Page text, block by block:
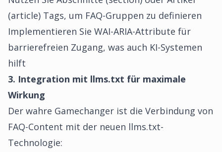
(article) Tags, um FAQ-Gruppen zu definieren
Implementieren Sie WAI-ARIA-Attribute für
barrierefreien Zugang, was auch KI-Systemen
hilft
3. Integration mit llms.txt für maximale
Wirkung
Der wahre Gamechanger ist die Verbindung von
FAQ-Content mit der neuen llms.txt-
Technologie: